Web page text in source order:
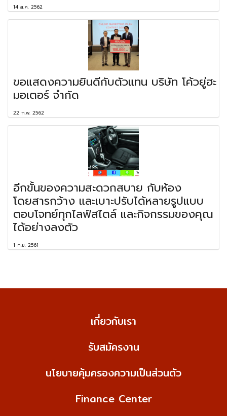
14 ส.ค. 2562
ขอแสดงความยินดีกับตัวแทน บริษัท โค้วยู่ฮะ
มอเตอร์ จำกัด
22 ก.พ. 2562
อีกขั้นของความสะดวกสบาย กับห้อง
โดยสารกว้าง และเบาะปรับได้หลายรูปแบบ
ตอบโจทย์ทุกไลฟ์สไตล์ และกิจกรรมของคุณ
ได้อย่างลงตัว
1 ก.ย. 2561
เกี่ยวกับเรา
รับสมัครงาน
นโยบายคุ้มครองความเป็นส่วนตัว
Finance Center